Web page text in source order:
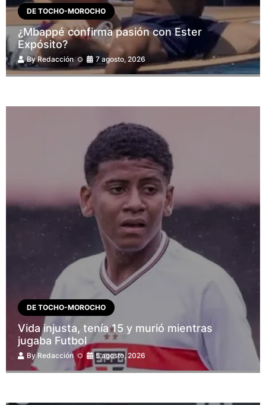
DE TOCHO-MOROCHO
¿Mbappé confirma pasión con Ester
Expósito?
ByRedacción 7 agosto, 2026
DE TOCHO-MOROCHO
Vida injusta, tenía 15 y murió mientras
jugaba Futbol
ByRedacción 5 agosto, 2026